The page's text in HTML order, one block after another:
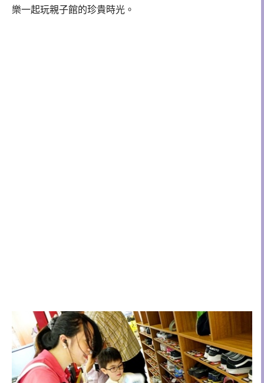
樂一起玩親子館的珍貴時光。